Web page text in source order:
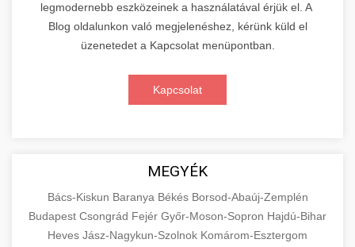
legmodernebb eszközeinek a használatával érjük el. A
Blog oldalunkon való megjelenéshez, kérünk küld el
üzenetedet a Kapcsolat menüpontban.
Kapcsolat
MEGYÉK
Bács-Kiskun Baranya Békés Borsod-Abaúj-Zemplén
Budapest Csongrád Fejér Győr-Moson-Sopron Hajdú-Bihar
Heves Jász-Nagykun-Szolnok Komárom-Esztergom